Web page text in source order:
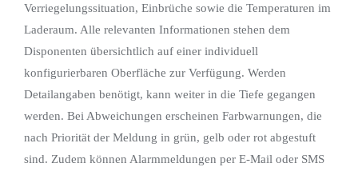
Verriegelungssituation, Einbrüche sowie die Temperaturen im
Laderaum. Alle relevanten Informationen stehen dem
Disponenten übersichtlich auf einer individuell
konfigurierbaren Oberfläche zur Verfügung. Werden
Detailangaben benötigt, kann weiter in die Tiefe gegangen
werden. Bei Abweichungen erscheinen Farbwarnungen, die
nach Priorität der Meldung in grün, gelb oder rot abgestuft
sind. Zudem können Alarmmeldungen per E-Mail oder SMS